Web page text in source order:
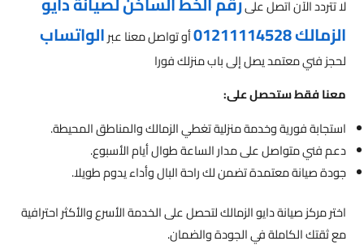
لا تتردد الآن اتصل على
الزمالك 01211114528
أو تواصل معنا عبرالواتساب
لحجز فني معتمد يصل إلى باب منزلك فورا
معنا فقط ستحصل على:
استجابة فورية وخدمة منزلية تغطي الزمالك والمناطق المحيطة.
دعم فني متواصل على مدار الساعة طوال أيام الأسبوع.
جودة صيانة معتمدة تضمن لك راحة البال وأداء يدوم طويلا.
اختر مركز صيانة دايو الزمالك لتحصل على الخدمة الأسرع والأكثر احترافية
مع ثقتك الكاملة في الجودة والضمان.